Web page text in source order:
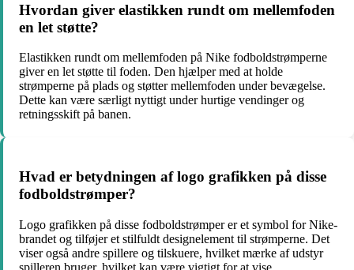
Hvordan giver elastikken rundt om mellemfoden
en let støtte?
Elastikken rundt om mellemfoden på Nike fodboldstrømperne
giver en let støtte til foden. Den hjælper med at holde
strømperne på plads og støtter mellemfoden under bevægelse.
Dette kan være særligt nyttigt under hurtige vendinger og
retningsskift på banen.
Hvad er betydningen af ​​logo grafikken på disse
fodboldstrømper?
Logo grafikken på disse fodboldstrømper er et symbol for Nike-
brandet og tilføjer et stilfuldt designelement til strømperne. Det
viser også andre spillere og tilskuere, hvilket mærke af udstyr
spilleren bruger, hvilket kan være vigtigt for at vise